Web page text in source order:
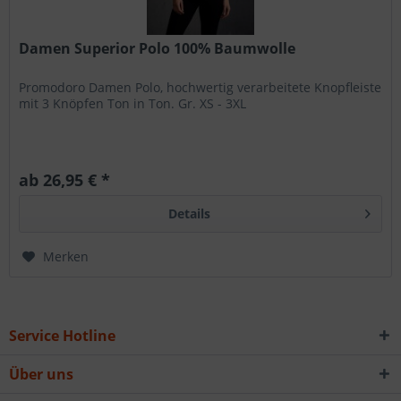
Damen Superior Polo 100% Baumwolle
Promodoro Damen Polo, hochwertig verarbeitete Knopfleiste
mit 3 Knöpfen Ton in Ton. Gr. XS - 3XL
ab 26,95 € *
Details
Merken
Service Hotline
Über uns